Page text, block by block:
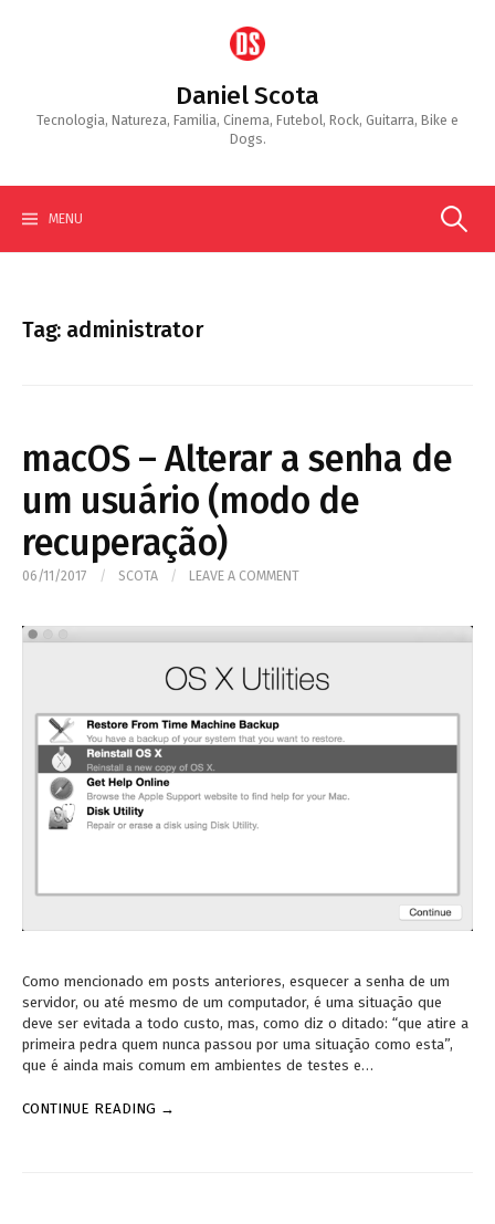
Daniel Scota
Tecnologia, Natureza, Familia, Cinema, Futebol, Rock, Guitarra, Bike e
Dogs.
MENU Search
Tag: administrator
macOS – Alterar a senha de
um usuário (modo de
recuperação)
06/11/2017 / SCOTA / LEAVE A COMMENT
Como mencionado em posts anteriores, esquecer a senha de um
servidor, ou até mesmo de um computador, é uma situação que
deve ser evitada a todo custo, mas, como diz o ditado: “que atire a
primeira pedra quem nunca passou por uma situação como esta”,
que é ainda mais comum em ambientes de testes e…
CONTINUE READING →